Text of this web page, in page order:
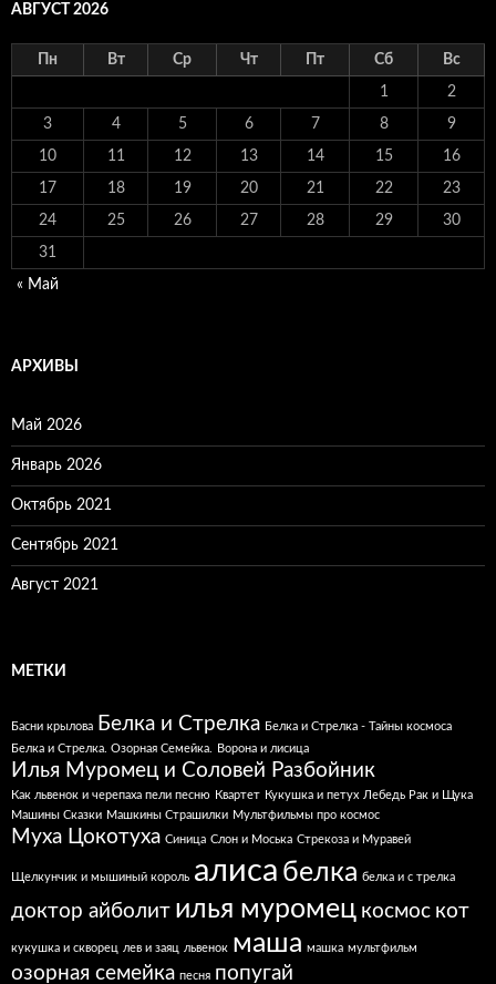
АВГУСТ 2026
Пн Вт Ср Чт Пт Сб Вс
1 2
3 4 5 6 7 8 9
10 11 12 13 14 15 16
17 18 19 20 21 22 23
24 25 26 27 28 29 30
31
« Май
АРХИВЫ
Май 2026
Январь 2026
Октябрь 2021
Сентябрь 2021
Август 2021
МЕТКИ
Басни крылова Белка и Стрелка Белка и Стрелка - Тайны космоса
Белка и Стрелка. Озорная Семейка.
Ворона и лисица
Илья Муромец и Соловей Разбойник
Как львенок и черепаха пели песню Квартет Кукушка и петух Лебедь Рак и Щука
Машины Сказки Машкины Страшилки Мультфильмы про космос
Муха Цокотуха Синица Слон и Моська Стрекоза и Муравей
Щелкунчик и мышиный король алиса белка белка и с трелка
доктор айболит илья муромец космос кот
кукушка и скворец лев и заяц львенок маша машка мультфильм
озорная семейка песня попугай